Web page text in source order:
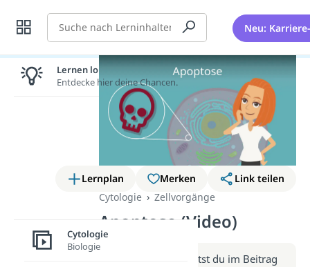
Suche Neu:
Lernplan Merken
Link teilen
Cytologie
Zellvorgänge
Apoptose (Video)
Weitere Infos erhältst du im Beitrag
Lernen lohnt sich!
Entdecke hier deine Chancen.
Cytologie
Biologie